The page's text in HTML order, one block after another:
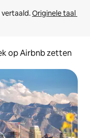
Originele taal
op Airbnb zetten